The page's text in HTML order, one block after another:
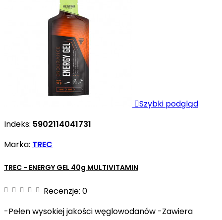
Szybki podgląd
Indeks: 5902114041731
Marka: TREC
TREC - ENERGY GEL 40g MULTIVITAMIN
Recenzje: 0
-Pełen wysokiej jakości węglowodanów -Zawiera